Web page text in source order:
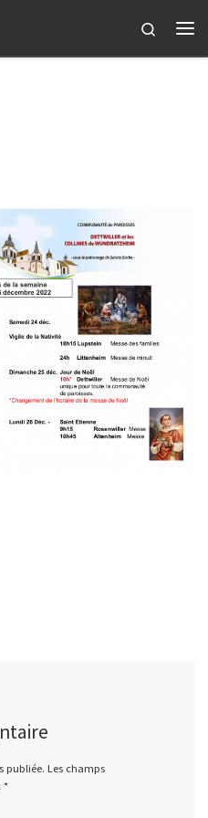
Search
publiée. Les champs
*